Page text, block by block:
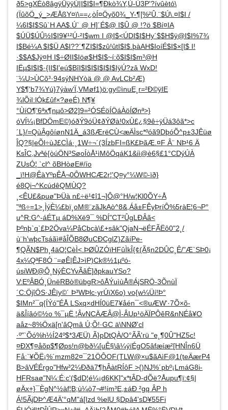
ð5>gXÈò8âgÿÛÿÿÚ|I$I$I=¶Ðkò¾Y,Ù-Ù3P'?ívûètó\
(ÏûõÖ_ý_>ÆÅßY¤ï\==¿òÍ¤Öyõ0¾_Y-¶[%²Û.¨$Ú\.¤I$I /
¼6I$I$Sû`H AA$.Ú` @ H]´É$@ I$Û @ !?ö $Bí¤IA
$ÚÜ$ÚÛ½I$I9¥¹²Ú-²I$wm I @I$<ÚDI$I$Hy´$$H$ÿ@I$I%7¾
I$Bé¼A $I$Ü A$I??´¶ZI$I$zû!ûtI$I$.þàAH$IoíÉ$I$×[I$ I!
·$$A$Jÿ¤H I$÷ØII$Iöø$H$I$~í:õ$I$I$m³@H
IËµ$I$I$·{II$I'eú$BîI$I$I$I$I$I$IÿÚ?zâ WxD!
¨¼U>ÙCõ³·94sýNHYòä @ @ AvLCb²Æ)
Y$¶'b7¾Yú}7ýàw'Ï,VMøf1)ö:gy©ìnuE¸r=²Ð©ÿIE
¾lÕiI:lÓk£ûf×?øeÉ) N¶¥
°ÙíO¶'6ªx¶nµô>Ø2]9=²ÓSÉöÍÖáÀöÍØnª>}
óVÍ¼¡BfDÖmE©)óðÝ9óÜ¢ðÝØà!0xÙ£¿§9ê÷ÿÜá3ôã*>c
´L}/=QùÂgôíønN1Ä_á3ßÆrëCÙ<æÄÌsc*ºóã9DþóÕ^p±3JÊüø
ÎQ?§|eÕl÷ùJ£CÌá·¸1W÷¬´(3ÍzbFI=ßK£ÞãÆ.¤F Â¨ NÞ¹6 Ä
KsÎC,Jvªé{òúÖN³SøoÍòÅ¹ìMôÖqáK1&iì@è6§£1°CDýÚÀ
ZUsÓ¦ `cl^ õBHòøE#/ío
_ï!H@ÊàYºpÊÅ¬0ÔWHCÆ2r¦'Q¤y°¼W©-ïð}
é8Qi¬^KcúdêQMÙQ?
¸<ÊU£&puø"ÞÜà n£÷ë¹¢î1¬]Ô@°H/w¦Kl0ÕY÷Å
"ªß÷=1>¸ÌýÈ¼£bï¸oM®¨zãJkAò^8&,Áå±FÊyÞríÔ%5ràE¦6¬P°
u^R:G^-áÉTµ áD%Xë9¯ %DÍ"CT²ÛgLÐÂã<
Þºnþ`q`£Þ2Öva¼PåCbcà\£+sâk"QjaN¬ëÉFÃËô0"2¸/
ù¨h'wþcTsáãì#åÎÕB8ØuCÐCglZ}ZãíPe-
¶QÃN$Ph¸4äO¦CèÌ<.ÞØÛZÓïHFûÌkÎ{¢(Ã§n2DÛC¸Ê/"Æ`SÞ0¡
4x¼QªF8Ó ¨­=øÊ|ÊJ>ìP)Ck®½1µºó­
úsiWÐ@Ô¸NýÈCYvÃâÈ]ðpkauYSo?
V:EºÂBÓ¸ÜnëRBò®übgR>ôÅÝuìùÅ®ÁjSRÖ-3ÕnùÏ
´C:ÖjîÖS·JÊïy©´ Þ³WÞlc·yrÚïX6o) vo{w¼Üí!Þ°
$IMn²¯q{ÍÝó"ÉÅ LSxq×dHÍ0üE7¥åén¯<®uÆW'·7Õ×õ­
ä&Îíâó©½o %¯µË ¦ÂvNCÄÆÂ@Ì-ÂUp¹öÄÏPÔêR&nNÉå¥O
aåz~8%Öxä[n'âQmâ Ú;Õ!·GC ä\NNØ'cl
·º"`Õó%h½Í24º$*3ÆÜ) Ã}pDtQÀ/O°ÃÃ'rü "e¸¶0Û"HZ5c!
¤ÐX¶¤åõp$¶Øps!n@bð¼[uÊ§\â¼ýïÉgO5­âfæíæ²[HNÎn6Ü
Få:`¥ÕË¡%´mzm82¤¯21ÖÔOF(TLW@×u$ãAìF@1(teÄærP4
B>âVÉÉrgo"Hfw³2¼Ððä7¶hÂàtRÍôF >{)NJ%´pbº¡LmáG8i-
HFRsaø"N¼:É:c'($dD¦é¼¡d6KK]"x*tÂD-dÕë?Åupu¶ï:¢§|
øÄx+}¯ÈgN^½àf¦B;ù¼ò7¬#!ím³E,±áÐ ²gq ÂP h
Á!5ÃjDÞ^Æ4Ä'­°qM"á[Izd %elU §Dpâ4'sD¥55Fi